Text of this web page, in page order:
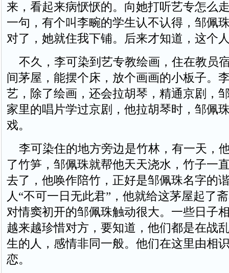
来，看起来病恹恹的。向她打听艺专怎么
一句，有个叫李畹的学生认不认得，邹佩
对了，她就住我下铺。后来才知道，这个
不久，李可染到艺专教绘画，住在教员
间茅屋，能摆个床，放个画画的小板子。
艺，除了绘画，还会拉胡琴，精通京剧，
家里的唱片学过京剧，他拉胡琴时，邹佩
戏。
李可染住的地方旁边是竹林，有一天，
了竹笋，邹佩珠就帮他天天浇水，竹子一
去了，他唤作陪竹，正好是邹佩珠名字的
人“不可一日无此君”，他就给这茅屋起了
对情窦初开的邹佩珠触动很大。一些日子
越来越珍惜对方，要知道，他们都是在战
生的人，感情非同一般。他们在这里由相
恋。